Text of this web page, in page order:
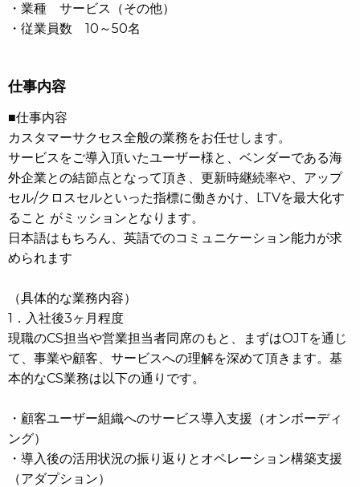
・業種 サービス（その他）
・従業員数 10～50名
仕事内容
■仕事内容
カスタマーサクセス全般の業務をお任せします。
サービスをご導入頂いたユーザー様と、ベンダーである海
外企業との結節点となって頂き、更新時継続率や、アップ
セル/クロスセルといった指標に働きかけ、LTVを最大化す
ること がミッションとなります。
日本語はもちろん、英語でのコミュニケーション能力が求
められます
（具体的な業務内容）
1．入社後3ヶ月程度
現職のCS担当や営業担当者同席のもと、まずはOJTを通じ
て、事業や顧客、サービスへの理解を深めて頂きます。基
本的なCS業務は以下の通りです。
・顧客ユーザー組織へのサービス導入支援（オンボーディ
ング）
・導入後の活用状況の振り返りとオペレーション構築支援
（アダプション）